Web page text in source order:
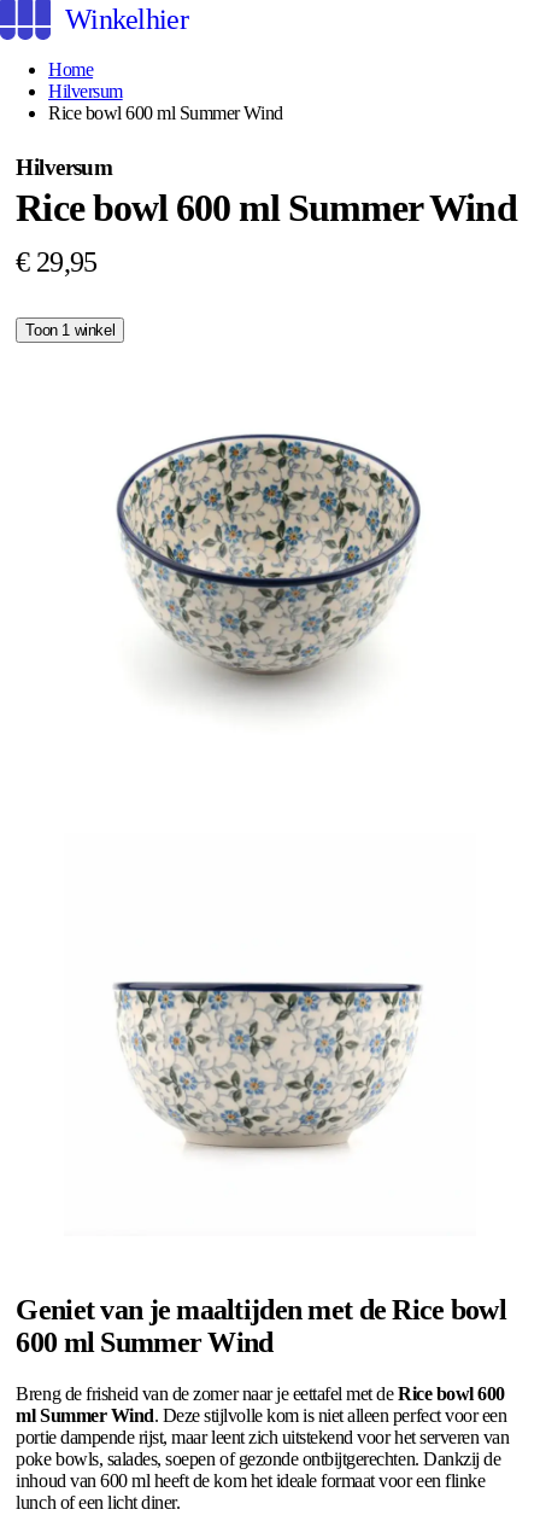
Winkelhier
Home
Hilversum
Rice bowl 600 ml Summer Wind
Hilversum
Rice bowl 600 ml Summer Wind
€ 29,95
Toon 1 winkel
Geniet van je maaltijden met de Rice bowl
600 ml Summer Wind
Breng de frisheid van de zomer naar je eettafel met deRice bowl 600
ml Summer Wind. Deze stijlvolle kom is niet alleen perfect voor een
portie dampende rijst, maar leent zich uitstekend voor het serveren van
poke bowls, salades, soepen of gezonde ontbijtgerechten. Dankzij de
inhoud van 600 ml heeft de kom het ideale formaat voor een flinke
lunch of een licht diner.